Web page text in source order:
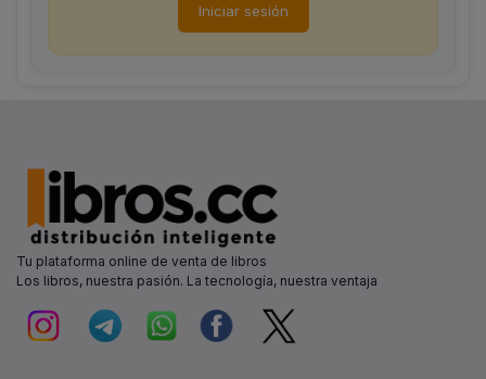
Iniciar sesión
Tu plataforma online de venta de libros
Los libros, nuestra pasión. La tecnología, nuestra ventaja